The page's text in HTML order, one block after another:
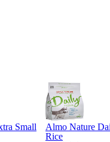
Small
Almo Nature
Rice